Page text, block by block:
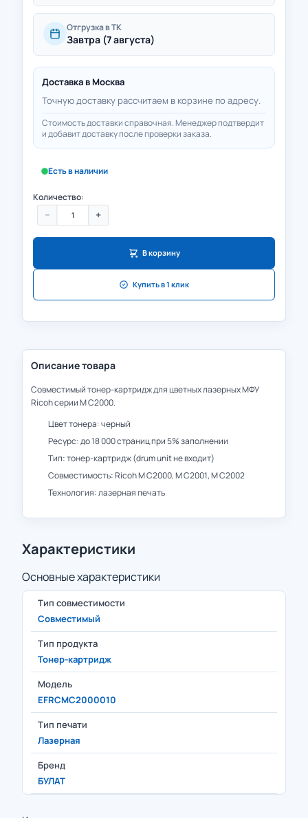
Отгрузка в ТК
Завтра (7 августа)
Доставка в Москва
Точную доставку рассчитаем в корзине по адресу.
Стоимость доставки справочная. Менеджер подтвердит
и добавит доставку после проверки заказа.
Есть в наличии
Количество:
− +
В корзину
Купить в 1 клик
Описание товара
Совместимый тонер-картридж для цветных лазерных МФУ
Ricoh серии M C2000.
Цвет тонера: черный
Ресурс: до 18 000 страниц при 5% заполнении
Тип: тонер-картридж (drum unit не входит)
Совместимость: Ricoh M C2000, M C2001, M C2002
Технология: лазерная печать
Характеристики
Основные характеристики
Тип совместимости
Совместимый
Тип продукта
Тонер-картридж
Модель
EFRCMC2000010
Тип печати
Лазерная
Бренд
БУЛАТ